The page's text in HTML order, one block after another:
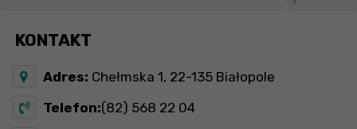
KONTAKT
Adres: Chełmska 1, 22-135 Białopole
Telefon:(82) 568 22 04